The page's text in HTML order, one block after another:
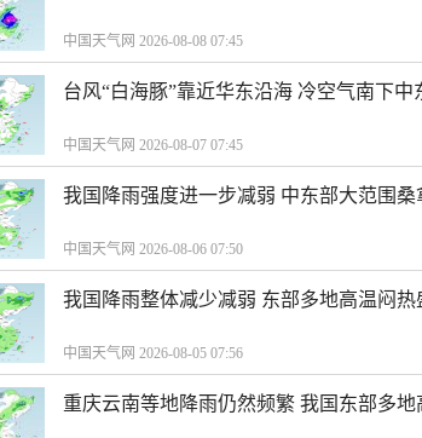
中国天气网 2026-08-08 07:45
台风“白海豚”靠近华东沿海 冷空气南下
中国天气网 2026-08-07 07:45
我国降雨强度进一步减弱 中东部大范围
中国天气网 2026-08-06 07:50
我国降雨整体减少减弱 东部多地高温闷热
中国天气网 2026-08-05 07:56
重庆云南等地降雨仍然频繁 我国东部多地